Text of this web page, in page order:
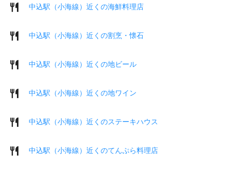
中込駅（小海線）近くの海鮮料理店
中込駅（小海線）近くの割烹・懐石
中込駅（小海線）近くの地ビール
中込駅（小海線）近くの地ワイン
中込駅（小海線）近くのステーキハウス
中込駅（小海線）近くのてんぷら料理店